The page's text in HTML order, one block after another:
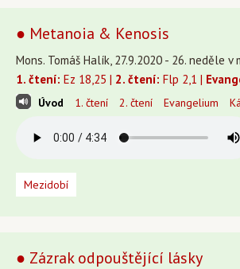
● Metanoia & Kenosis
Mons. Tomáš Halík, 27.9.2020 - 26. neděle v
1. čtení: Ez 18,25 | 2. čtení: Flp 2,1 |
Úvod 1. čtení 2. čtení Evangelium
Mezidobí
● Zázrak odpouštějící lásky